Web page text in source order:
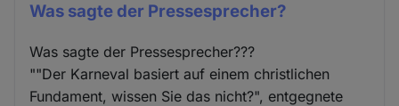
Was sagte der Pressesprecher?
Was sagte der Pressesprecher???
""Der Karneval basiert auf einem christlichen
Fundament, wissen Sie das nicht?", entgegnete